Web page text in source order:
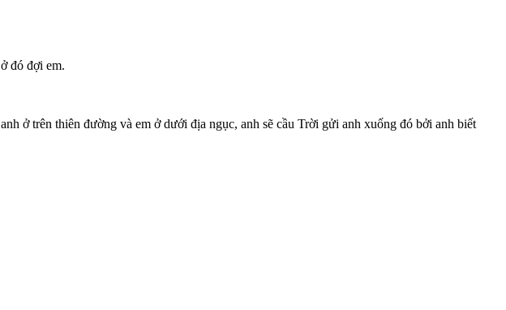
đó đợi em.
ở trên thiên đường và em ở dưới địa ngục, anh sẽ cầu Trời gửi anh xuống đó bởi anh biết